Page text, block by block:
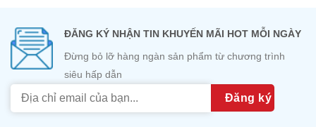
ĐĂNG KÝ NHẬN TIN KHUYẾN MÃI HOT MỖI NGÀY
Đừng bỏ lỡ hàng ngàn sản phẩm từ chương trình
siêu hấp dẫn